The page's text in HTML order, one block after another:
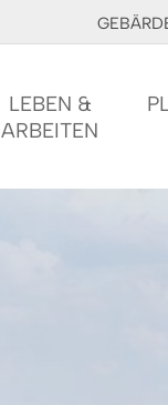
LEBEN &
ARBEITEN